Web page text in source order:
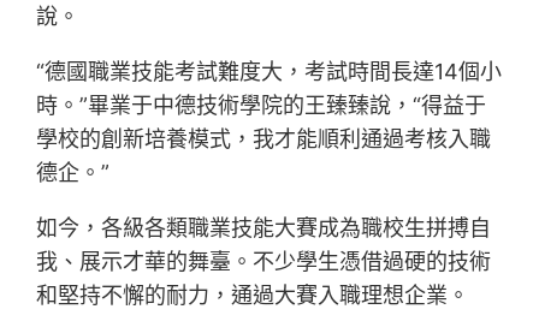
說。
“德國職業技能考試難度大，考試時間長達14個小
時。”畢業于中德技術學院的王臻臻說，“得益于
學校的創新培養模式，我才能順利通過考核入職
德企。”
如今，各級各類職業技能大賽成為職校生拼搏自
我、展示才華的舞臺。不少學生憑借過硬的技術
和堅持不懈的耐力，通過大賽入職理想企業。